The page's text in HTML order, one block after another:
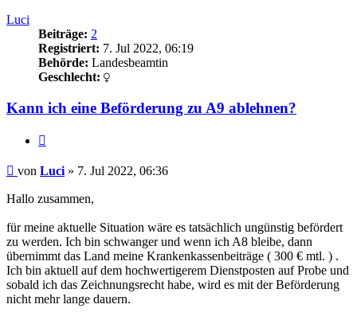
Luci
Beiträge: 2
Registriert: 7. Jul 2022, 06:19
Behörde: Landesbeamtin
Geschlecht:
Kann ich eine Beförderung zu A9 ablehnen?
Beitrag
von Luci » 7. Jul 2022, 06:36
Hallo zusammen,
für meine aktuelle Situation wäre es tatsächlich ungünstig befördert
zu werden. Ich bin schwanger und wenn ich A8 bleibe, dann
übernimmt das Land meine Krankenkassenbeiträge ( 300 € mtl. ) .
Ich bin aktuell auf dem hochwertigerem Dienstposten auf Probe und
sobald ich das Zeichnungsrecht habe, wird es mit der Beförderung
nicht mehr lange dauern.